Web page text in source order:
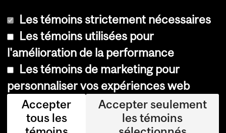
© Université McGill, 2026
Accessibilité
Avis sur les témoins
Paramètres des témoins
Les témoins strictement nécessaires
Les témoins utilisées pour
l'amélioration de la performance
Les témoins de marketing pour
personnaliser vos expériences web
Accepter
tous les
Accepter seulement
les témoins